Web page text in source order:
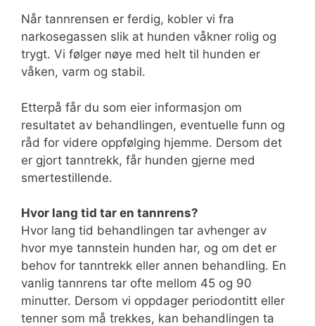
Når tannrensen er ferdig, kobler vi fra
narkosegassen slik at hunden våkner rolig og
trygt. Vi følger nøye med helt til hunden er
våken, varm og stabil.
Etterpå får du som eier informasjon om
resultatet av behandlingen, eventuelle funn og
råd for videre oppfølging hjemme. Dersom det
er gjort tanntrekk, får hunden gjerne med
smertestillende.
Hvor lang tid tar en tannrens?
Hvor lang tid behandlingen tar avhenger av
hvor mye tannstein hunden har, og om det er
behov for tanntrekk eller annen behandling. En
vanlig tannrens tar ofte mellom 45 og 90
minutter. Dersom vi oppdager periodontitt eller
tenner som må trekkes, kan behandlingen ta